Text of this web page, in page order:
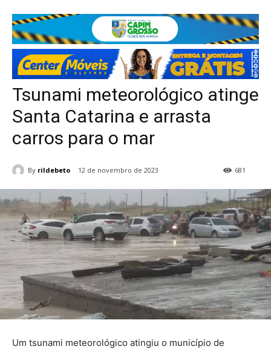
Tsunami meteorológico atinge
Santa Catarina e arrasta
carros para o mar
By rildebeto 12 de novembro de 2023 681
Um tsunami meteorológico atingiu o município de